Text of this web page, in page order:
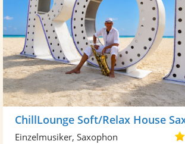
Einzelmusiker, Saxophon